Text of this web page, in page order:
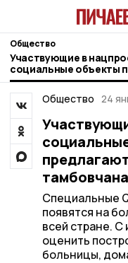
Общество
Участвующие в
социальные объекты
оценить тамбовчанам
Общество 24
Специальные
появятся на
всей стране.
оценить
больницы,